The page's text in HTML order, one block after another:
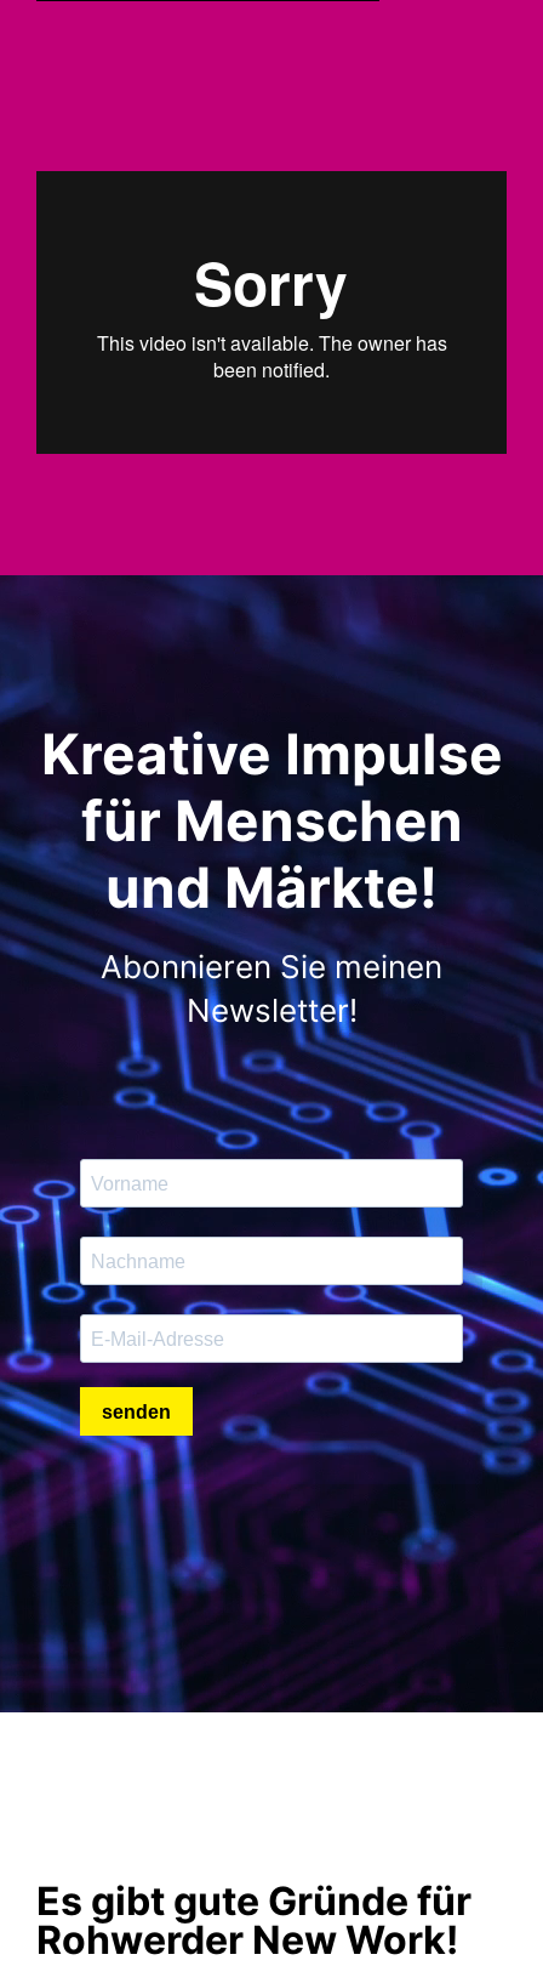
Kreative Impulse
für Menschen
und Märkte!
Abonnieren Sie meinen
Newsletter!
Es gibt gute Gründe für
Rohwerder New Work!